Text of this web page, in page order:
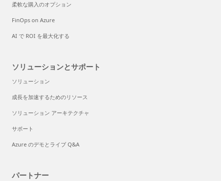
柔軟な購入のオプション
FinOps on Azure
AI で ROI を最大化する
ソリューションとサポート
ソリューション
成長を加速するためのリソース
ソリューション アーキテクチャ
サポート
Azure のデモとライブ Q&A
パートナー